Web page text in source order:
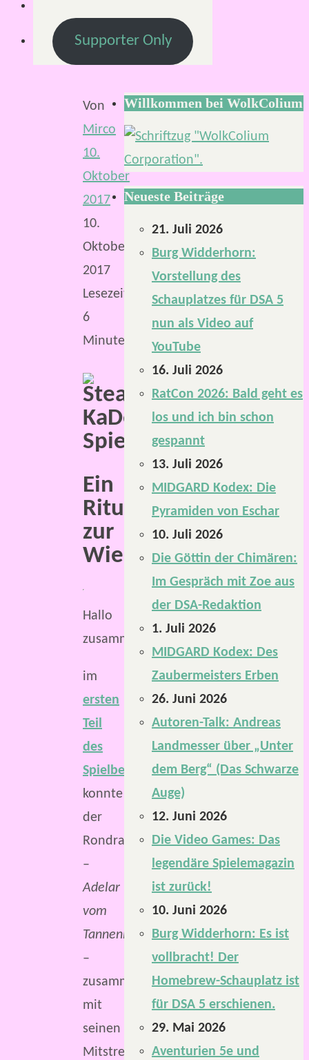
Teil
2
Von
Mirco
10.
Oktober
2017
10.
Oktober
2017
Lesezeit:
6
Minuten
Ein
Ritual
zur
Wiederbelebung
Hallo
zusammen,
im
ersten
Teil
des
Spielberichts
konnte
der
Rondrageweihte
–
Adelar
vom
Tannenhain
–
zusammen
mit
seinen
Mitstreiterinnen
Supporter Only
Willkommen bei WolkColium
Neueste Beiträge
21. Juli 2026
Burg Widderhorn:
Vorstellung des
Schauplatzes für DSA 5
nun als Video auf
YouTube
16. Juli 2026
RatCon 2026: Bald geht es
los und ich bin schon
gespannt
13. Juli 2026
MIDGARD Kodex: Die
Pyramiden von Eschar
10. Juli 2026
Die Göttin der Chimären:
Im Gespräch mit Zoe aus
der DSA-Redaktion
1. Juli 2026
MIDGARD Kodex: Des
Zaubermeisters Erben
26. Juni 2026
Autoren-Talk: Andreas
Landmesser über „Unter
dem Berg“ (Das Schwarze
Auge)
12. Juni 2026
Die Video Games: Das
legendäre Spielemagazin
ist zurück!
10. Juni 2026
Burg Widderhorn: Es ist
vollbracht! Der
Homebrew-Schauplatz ist
für DSA 5 erschienen.
29. Mai 2026
Aventurien 5e und